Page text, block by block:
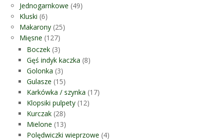
Jednogarnkowe (49)
Kluski (6)
Makarony (25)
Mięsne (127)
Boczek (3)
Gęś indyk kaczka (8)
Golonka (3)
Gulasze (15)
Karkówka / szynka (17)
Klopsiki pulpety (12)
Kurczak (28)
Mielone (13)
Polędwiczki wieprzowe (4)